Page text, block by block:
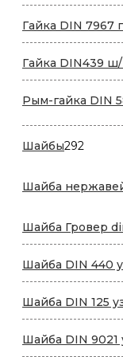
Гайка DIN 7967
Гайка DIN439 ш/
Рым-гайка DIN
Шайбы292
Шайба
Шайба Гровер
Шайба DIN 440
Шайба DIN 125
Шайба DIN 9021